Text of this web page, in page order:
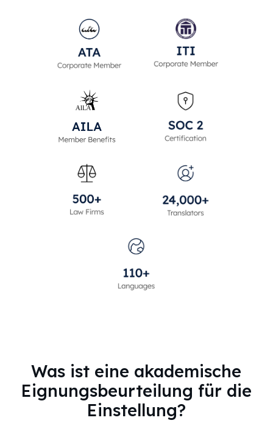
Was ist eine akademische
Eignungsbeurteilung für die
Einstellung?